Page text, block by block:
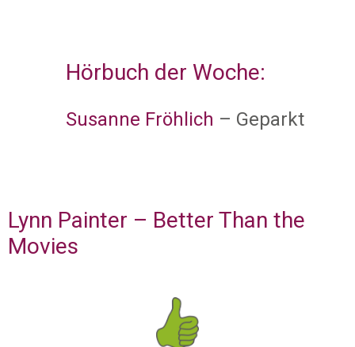
Hörbuch der Woche:
Susanne Fröhlich – Geparkt
Lynn Painter – Better Than the
Movies